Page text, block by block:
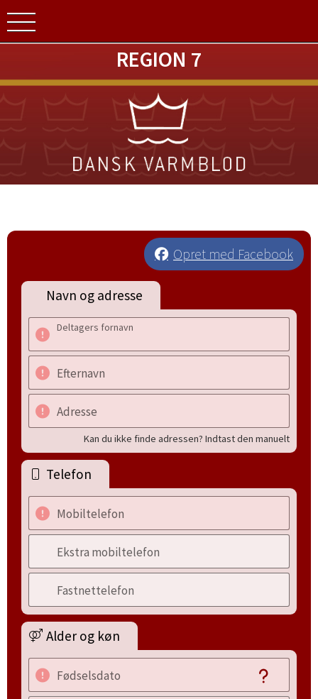
REGION 7
Opret med Facebook
Navn og adresse
Deltagers fornavn
Efternavn
Adresse
Kan du ikke finde adressen? Indtast den manuelt
Telefon
Mobiltelefon
Ekstra mobiltelefon
Fastnettelefon
Alder og køn
Fødselsdato